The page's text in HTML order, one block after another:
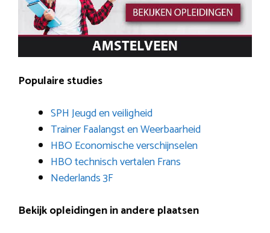
Populaire studies
SPH Jeugd en veiligheid
Trainer Faalangst en Weerbaarheid
HBO Economische verschijnselen
HBO technisch vertalen Frans
Nederlands 3F
Bekijk opleidingen in andere plaatsen